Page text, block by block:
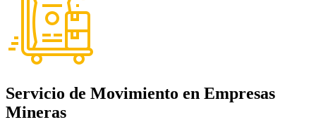
Servicio de Movimiento en Empresas
Mineras